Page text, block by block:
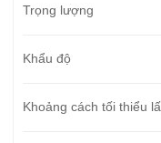
Trọng lượng
Khẩu độ
Khoảng cách tối thiểu